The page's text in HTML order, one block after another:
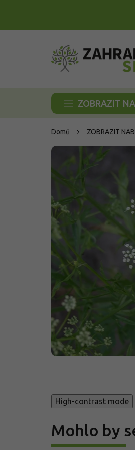
ZOBRAZIT
Domů ZOBRAZIT
High-contrast mode
Mohlo by